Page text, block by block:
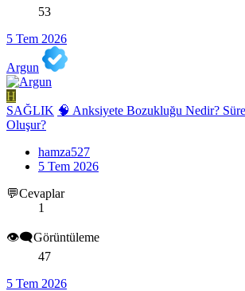
53
5 Tem 2026
Argun
H
SAĞLIK 🧠 Anksiyete Bozukluğu Nedir?
Oluşur?
hamza527
5 Tem 2026
💬Cevaplar
1
👁️‍🗨️Görüntüleme
47
5 Tem 2026